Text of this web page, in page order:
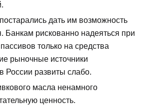
дать им возможность
Банкам рискованно надеяться при
только на средства
рыночные источники
России развиты слабо.
масла ненамного
ценность.